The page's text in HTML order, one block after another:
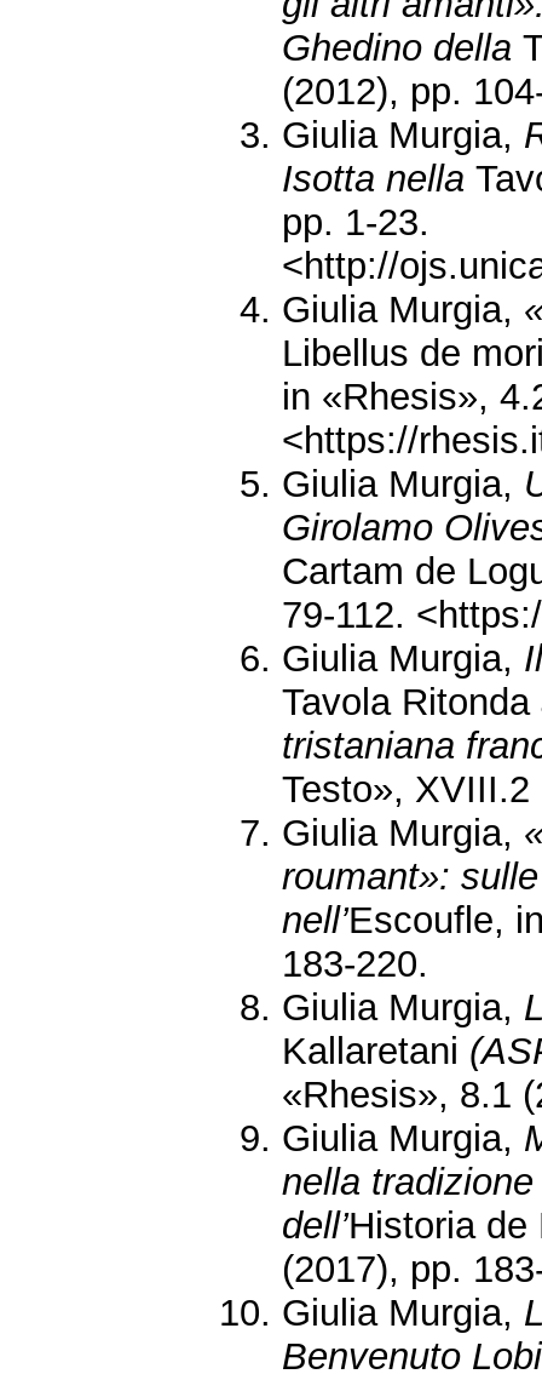
Ghedino della
(2012), pp.
Giulia Murgia,
Isotta nella
pp. 1-23.
<http://
Giulia Murgia,
Libellus de
in «Rhesis»,
<https://
Giulia Murgia,
Girolamo
Cartam de
79-112.
Giulia Murgia,
Tavola Ritonda
tristaniana
Testo»,
Giulia Murgia,
roumant»:
nell’Escoufle,
183-220.
Giulia Murgia,
Kallaretani
«Rhesis», 8.1
Giulia Murgia,
nella
dell’Historia de
(2017), pp.
Giulia Murgia,
Benvenuto